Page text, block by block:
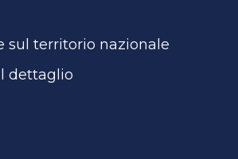
sul territorio nazionale
dettaglio